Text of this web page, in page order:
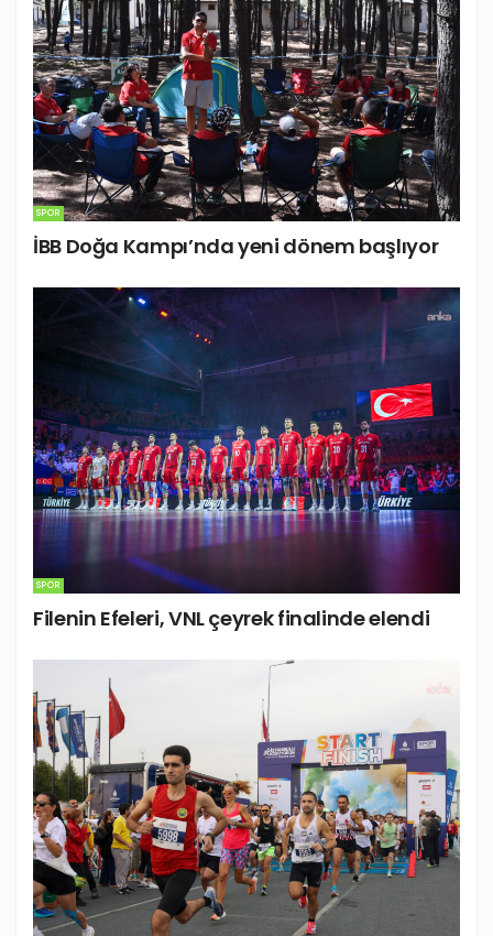
SPOR
İBB Doğa Kampı’nda yeni dönem başlıyor
SPOR
Filenin Efeleri, VNL çeyrek finalinde elendi